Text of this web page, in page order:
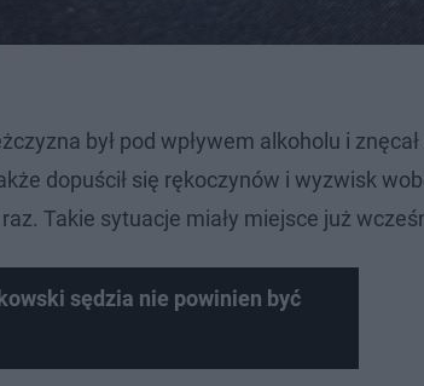
był pod wpływem alkoholu i znęcał
dopuścił się rękoczynów i wyzwisk
Takie sytuacje miały miejsce już
sędzia nie powinien być